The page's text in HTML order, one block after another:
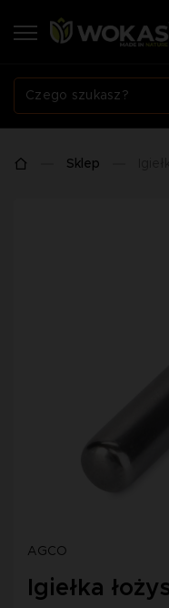
Sklep
AGCO
Igiełka